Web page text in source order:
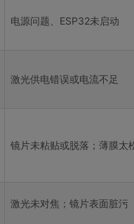
电源问题、ESP32未启动
激光供电错误或电流不足
镜片未粘贴或脱落；薄膜太
激光未对焦；镜片表面脏污